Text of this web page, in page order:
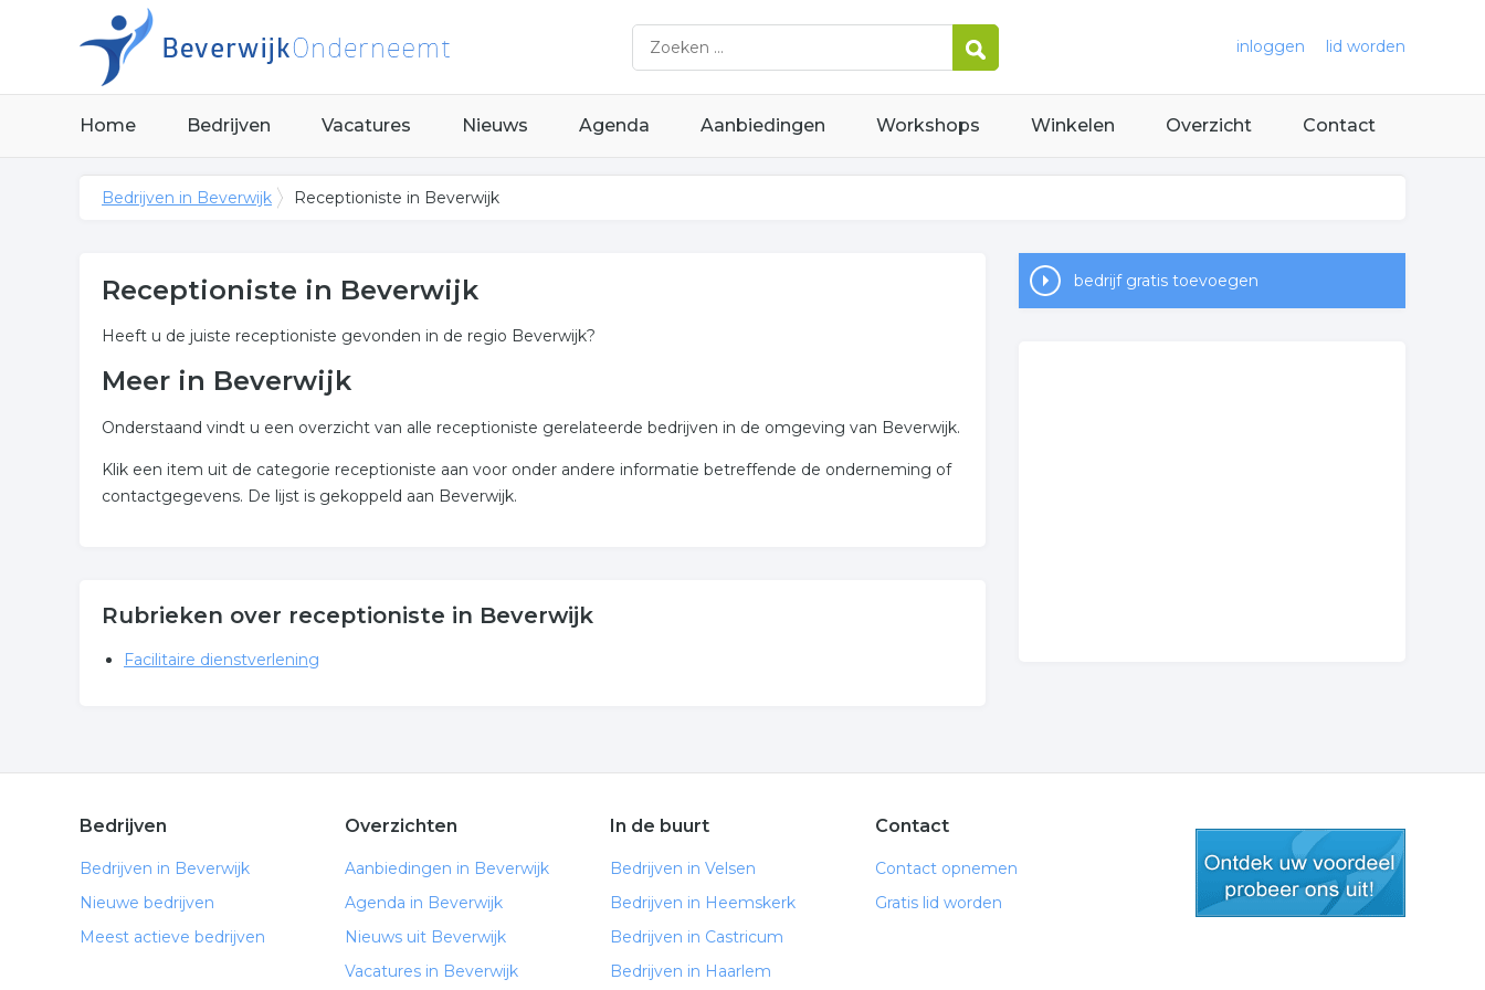
inloggen lid worden
Home Bedrijven Vacatures Nieuws Agenda Aanbiedingen Workshops Winkelen Overzicht Contact
Bedrijven in Beverwijk Receptioniste in Beverwijk
Receptioniste in Beverwijk
Heeft u de juiste receptioniste gevonden in de regio Beverwijk?
Meer in Beverwijk
Onderstaand vindt u een overzicht van alle receptioniste gerelateerde bedrijven in de omgeving van Beverwijk.
Klik een item uit de categorie receptioniste aan voor onder andere informatie betreffende de onderneming of
contactgegevens. De lijst is gekoppeld aan Beverwijk.
Rubrieken over receptioniste in Beverwijk
Facilitaire dienstverlening
bedrijf gratis toevoegen
Bedrijven
Bedrijven in Beverwijk
Nieuwe bedrijven
Meest actieve bedrijven
Overzichten
Aanbiedingen in Beverwijk
Agenda in Beverwijk
Nieuws uit Beverwijk
Vacatures in Beverwijk
In de buurt
Bedrijven in Velsen
Bedrijven in Heemskerk
Bedrijven in Castricum
Bedrijven in Haarlem
Contact
Contact opnemen
Gratis lid worden